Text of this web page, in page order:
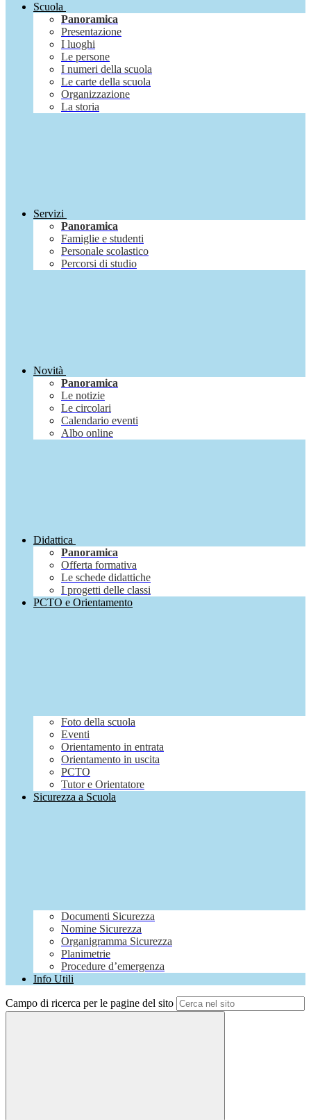
Scuola
Panoramica
Presentazione
I luoghi
Le persone
I numeri della scuola
Le carte della scuola
Organizzazione
La storia
Servizi
Panoramica
Famiglie e studenti
Personale scolastico
Percorsi di studio
Novità
Panoramica
Le notizie
Le circolari
Calendario eventi
Albo online
Didattica
Panoramica
Offerta formativa
Le schede didattiche
I progetti delle classi
PCTO e Orientamento
Foto della scuola
Eventi
Orientamento in entrata
Orientamento in uscita
PCTO
Tutor e Orientatore
Sicurezza a Scuola
Documenti Sicurezza
Nomine Sicurezza
Organigramma Sicurezza
Planimetrie
Procedure d’emergenza
Info Utili
Campo di ricerca per le pagine del sito